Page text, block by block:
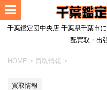
千葉鑑定団中央店 千葉県千葉市
配買取・出
HOME > 買取情報 >
買取情報